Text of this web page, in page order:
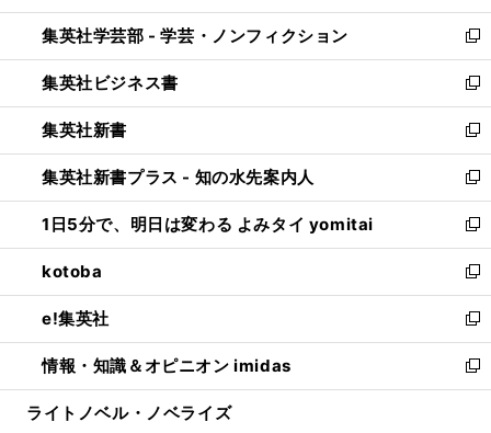
開
く
ウ
で
開
く
ン
ド
ウ
で
開
く
ウ
ィ
ン
ド
ウ
で
開
く
集英社学芸部 - 学芸・ノンフィクション
新
し
い
ウ
ィ
ン
ド
ウ
で
開
く
集英社ビジネス書
新
し
い
ウ
ィ
ン
ド
ウ
で
開
く
集英社新書
新
し
い
ウ
ィ
ン
ド
ウ
で
開
く
集英社新書プラス - 知の水先案内人
新
し
い
ウ
ィ
ン
ド
ウ
で
開
1日5分で、明日は変わる よみタイ yomitai
新
し
い
ウ
ィ
ン
ド
ウ
kotoba
新
し
い
ウ
ィ
ン
e!集英社
新
し
い
ウ
情報・知識＆オピニオン imidas
新
し
ライトノベル・ノベライズ